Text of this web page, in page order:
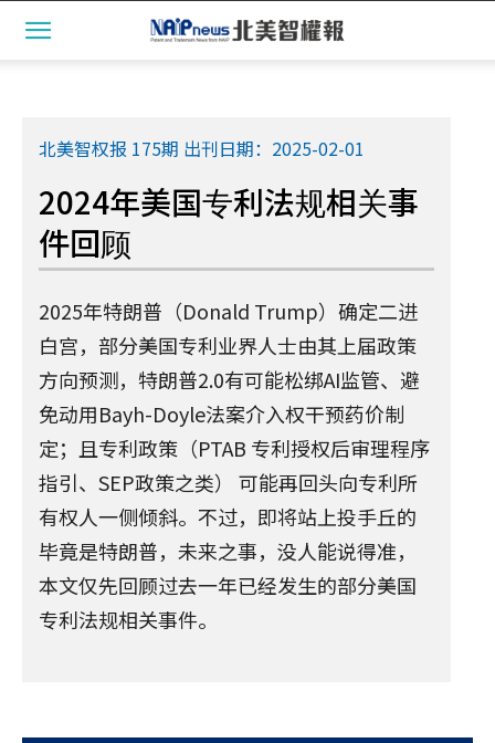
北美智权报 175期 出刊日期：2025-02-01
2024年美国专利法规相关事
件回顾
2025年特朗普（Donald Trump）确定二进
白宫，部分美国专利业界人士由其上届政策
方向预测，特朗普2.0有可能松绑AI监管、避
免动用Bayh-Doyle法案介入权干预药价制
定；且专利政策（PTAB 专利授权后审理程序
指引、SEP政策之类） 可能再回头向专利所
有权人一侧倾斜。不过，即将站上投手丘的
毕竟是特朗普，未来之事，没人能说得准，
本文仅先回顾过去一年已经发生的部分美国
专利法规相关事件。